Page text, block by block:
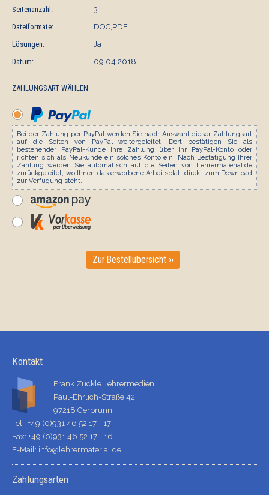
Seitenanzahl:
3
Dateiformate:
DOC,PDF
Lösungen:
Ja
Datum:
09.04.2018
ZAHLUNGSART WÄHLEN
Bei der Zahlung per PayPal werden Sie nach Auswahl dieser Zahlungsart
auf die Seiten von PayPal weitergeleitet. Dort bestätigen Sie als
bestehender PayPal-Kunde Ihre Zahlung über Ihr PayPal-Konto oder
richten sich als Neukunde ein solches Konto ein. Nach Bestätigung Ihrer
Zahlung werden Sie automatisch auf die Seiten von Lehrermaterial.de
zurückgeleitet, wo Ihnen das erworbene Arbeitsblatt direkt zum Download
zur Verfügung steht.
Zur Bestellübersicht ››
Kontakt
Frank Zuckle Lehrermedien
Paul-Ehrlich-Straße 42
97218 Gerbrunn
Tel.: +49 (0)931 46 52 17 - 17
Fax: +49 (0)931 46 52 17 - 16
E-Mail: info@lehrermaterial.de
Zahlungsarten